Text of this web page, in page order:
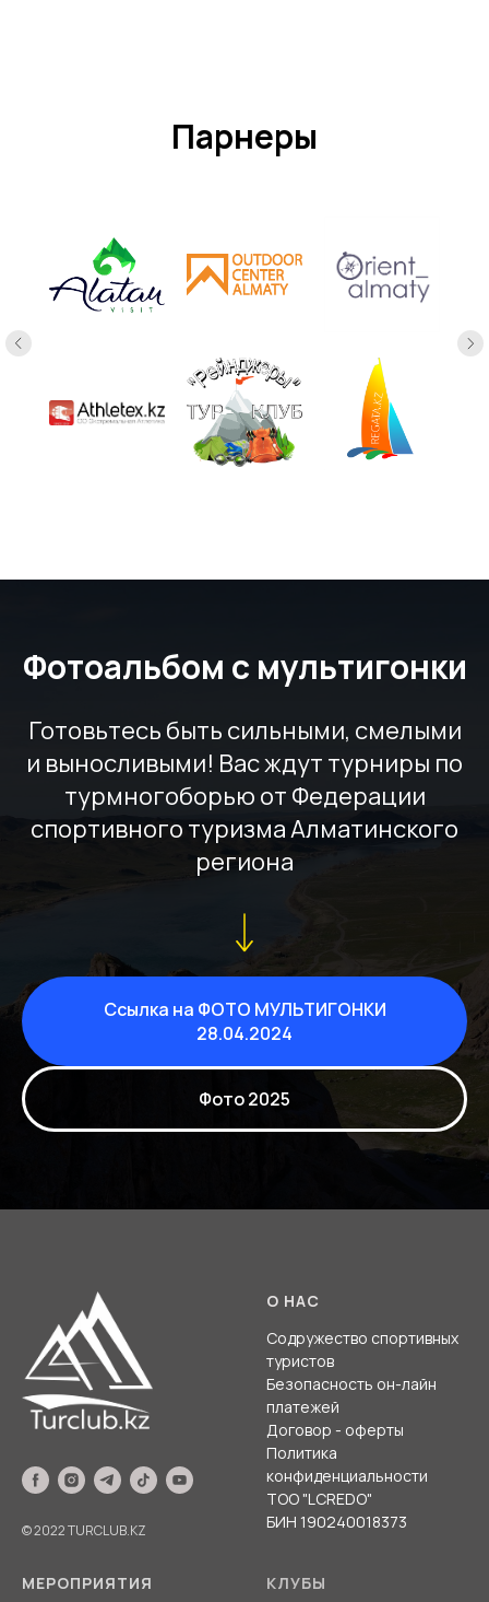
Парнеры
Фотоальбом с мультигонки
Готовьтесь быть сильными, смелыми
и выносливыми! Вас ждут турниры по
турмногоборью от Федерации
спортивного туризма Алматинского
региона
Ссылка на ФОТО МУЛЬТИГОНКИ
28.04.2024
Фото 2025
© 2022 TURCLUB.KZ
О НАС
Содружество спортивных
туристов
Безопасность он-лайн
платежей
Договор - оферты
Политика
конфиденциальности
ТОО "LCREDO"
БИН 190240018373
МЕРОПРИЯТИЯ КЛУБЫ